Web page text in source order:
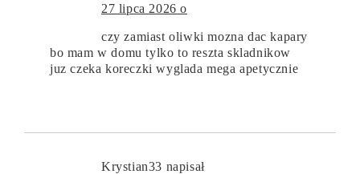
27 lipca 2026 o
czy zamiast oliwki mozna dac kapary
bo mam w domu tylko to reszta skladnikow
juz czeka koreczki wyglada mega apetycznie
Krystian33 napisał